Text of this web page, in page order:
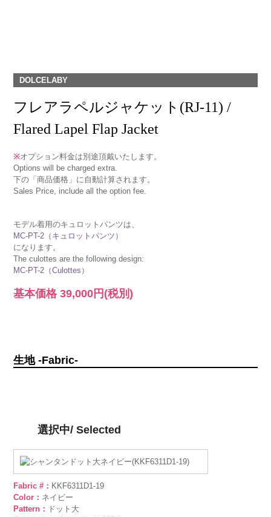
DOLCELABY
フレアラペルジャケット(RJ-11) /
Flared Lapel Flap Jacket
※オプション料金は別途頂戴いたします。
Options will be charged extra.
下の「商品価格」に自動計算されます。
Sales Price, include all the option fee.
モデル着用のキュロットパンツは、
MC-PT-2（キュロットパンツ）
になります。
The culottes are the following design:
MC-PT-2（Culottes）
基本価格39,000円 (税別)
生地 -Fabric-
選択中/ Selected
Fabric #： KKF6311D1-19
Color： ネイビー
Pattern： ドット大